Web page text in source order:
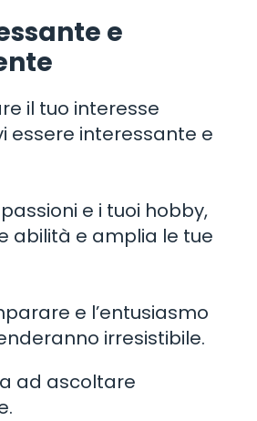
e
il tuo interesse
essere interessante e
e i tuoi hobby,
abilità e amplia le tue
e l’entusiasmo
irresistibile.
ad ascoltare